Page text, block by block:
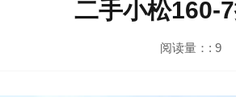
二手小松160-
阅读量：: 9